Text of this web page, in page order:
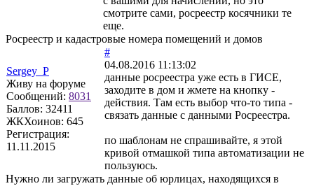
смотрите сами, росреестр косячники те
еще.
Росреестр и кадастровые номера помещений и домов
Sergey_P
Живу на форуме
Сообщений: 8031
Баллов: 32411
ЖКХоинов: 645
Регистрация:
11.11.2015
#
04.08.2016 11:13:02
данные росреестра уже есть в ГИСЕ,
заходите в дом и жмете на кнопку -
действия. Там есть выбор что-то типа -
связать данные с данными Росреестра.
по шаблонам не спрашивайте, я этой
кривой отмашкой типа автоматизации не
пользуюсь.
Нужно ли загружать данные об юрлицах, находящихся в